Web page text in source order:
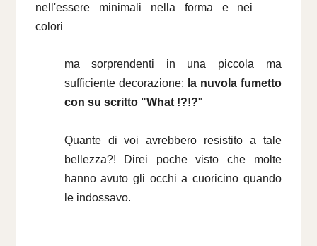
nell'essere minimali nella forma e nei
colori
ma sorprendenti in una piccola ma
sufficiente decorazione: la nuvola fumetto
con su scritto "What !?!?"
Quante di voi avrebbero resistito a tale
bellezza?! Direi poche visto che molte
hanno avuto gli occhi a cuoricino quando
le indossavo.